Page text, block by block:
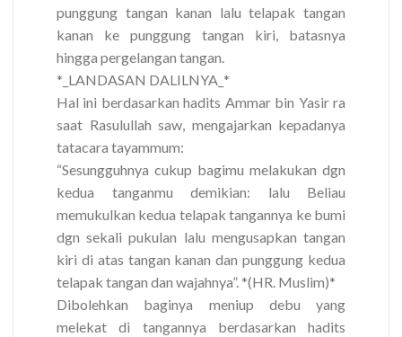
punggung tangan kanan lalu telapak tangan
kanan ke punggung tangan kiri, batasnya
hingga pergelangan tangan.
*_LANDASAN DALILNYA_*
Hal ini berdasarkan hadits Ammar bin Yasir ra
saat Rasulullah saw, mengajarkan kepadanya
tatacara tayammum:
“Sesungguhnya cukup bagimu melakukan dgn
kedua tanganmu demikian: lalu Beliau
memukulkan kedua telapak tangannya ke bumi
dgn sekali pukulan lalu mengusapkan tangan
kiri di atas tangan kanan dan punggung kedua
telapak tangan dan wajahnya”. *(HR. Muslim)*
Dibolehkan baginya meniup debu yang
melekat di tangannya berdasarkan hadits